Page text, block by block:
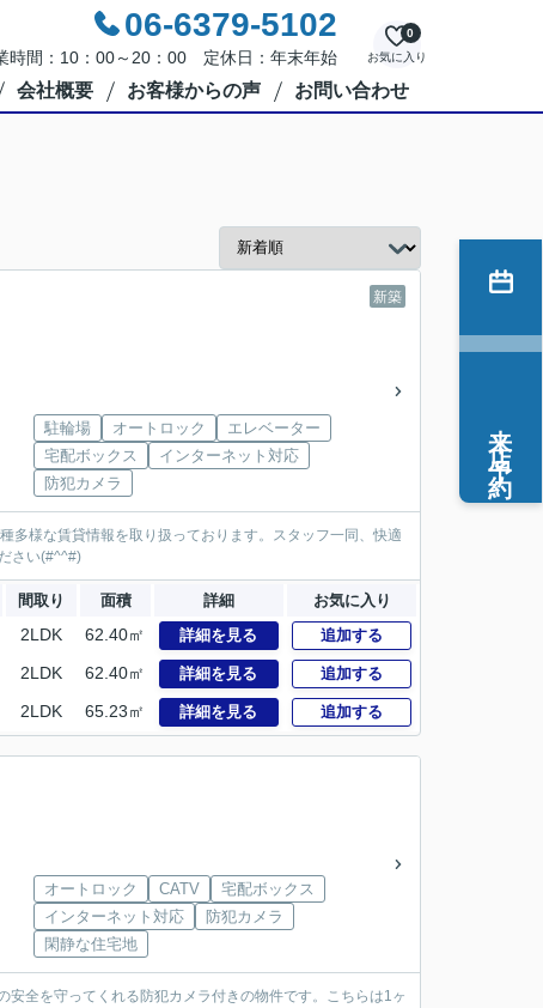
06-6379-5102
時間：10：00～20：00 定休日：年末年始 お気に入り
0
会社概要 お客様からの声 お問い合わせ
新築
駐輪場 オートロック
エレベーター
宅配ボックス
インターネット対応
防犯カメラ
多様な賃貸情報を取り扱っております。スタッフ一同、快適
さい(#^^#)
間取り 面積 詳細 お気に入り
2LDK 62.40㎡ 詳細を見る 追加する
2LDK 62.40㎡ 詳細を見る 追加する
2LDK 65.23㎡ 詳細を見る 追加する
オートロック CATV
宅配ボックス
インターネット対応
防犯カメラ
閑静な住宅地
全を守ってくれる防犯カメラ付きの物件です。こちらは1ヶ
来店予約